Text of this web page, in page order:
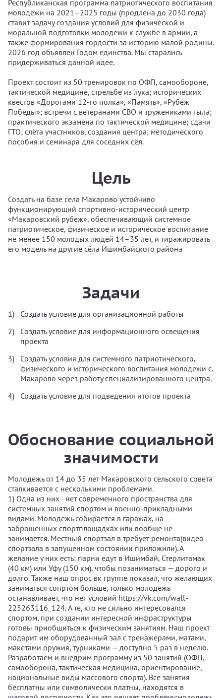
Республиканская программа патриотического воспитания
молодёжи на 2021–2025 годы (продлена до 2030 года)
ставит задачу создания условий для физической и
моральной подготовки молодёжи к службе в армии, а
также формирования гордости за историю малой родины.
2026 год объявлен Годом единства. Мы старались
придерживаться данной идее.
Проект состоит из 50 тренировок по ОФП, самообороне,
тактической медицине, стрельбе из лука; исторических
квестов «Дорогами 12-го полка», «Память», «Рубеж
Победы»; встречи с ветеранами СВО и тружениками тыла;
практического экзамена по тактической медицине; сдачи
ГТО; слёта участников, создания центра; методического
пособия и семинара для соседних сёл.
Цель
Создать на базе села Макарово устойчиво
функционирующий спортивно-исторический центр
«Макаровский рубеж», обеспечивающий системное
патриотическое, физическое и историческое воспитание
не менее 150 молодых людей 14–35 лет, и тиражировать
его модель на другие сёла Ишимбайского района
Задачи
Создать условие для организационной работы
Создать условие для информационного освещения
проекта
Создать условия для системного патриотического,
физического и исторического воспитания молодежи с.
Макарово через работу специализированного центра.
Создать условие для подведения итогов проекта
Обоснование социальной
значимости
Молодежь от 14 до 35 лет Макаровского сельского совета
сталкивается с несколькими проблемами.
1) Одна из них - нет современного пространства для
системных занятий спортом и военно-прикладными
видами. Молодежь собирается в гаражах, на
заброшенных спортплощадках или вообще не
занимается. Местный спортзал в требует ремонта(видео
спортзала в запущенном состоянии приложили). А
желание у них есть: парни едут в Ишимбай, Стерлитамак
(40 км) или Уфу (150 км), чтобы позаниматься — дорого и
долго. Также наш опрос вк группе показал, что желающих
заниматься сопртом больше, только молодежь
останавливает, что нет условий https://vk.com/wall-
225263116_124. А те, кто не сильно интересовался
спортом, при создании интересной инфраструктуры
готовы приобщиться к физическим занятиям. Наш проект
подарит им оборудованный зал с тренажерами, матами,
макетами оружия, турниками — доступно 5 раз в неделю.
Разработаем и внедрим программу из 50 занятий (ОФП,
самооборона, тактическая медицина, ориентирование,
национальные виды массового спорта). Все занятия
бесплатны или символически платны, находятся в